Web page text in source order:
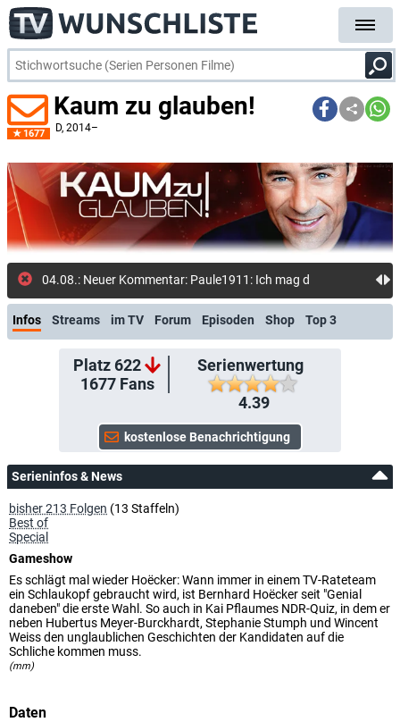
1677
Kaum zu glauben!
D, 2014–
Infos Streams im TV Forum Episoden Shop Top 3
Platz 622
1677Fans
Serienwertung
4.39
Serieninfos & News
bisher 213 Folgen (13 Staffeln)
Best of
Special
Gameshow
Es schlägt mal wieder Hoëcker: Wann immer in einem TV-Rateteam
ein Schlaukopf gebraucht wird, ist Bernhard Hoëcker seit "Genial
daneben" die erste Wahl. So auch in Kai Pflaumes NDR-Quiz, in dem er
neben Hubertus Meyer-Burckhardt, Stephanie Stumph und Wincent
Weiss den unglaublichen Geschichten der Kandidaten auf die
Schliche kommen muss.
(mm)
Daten